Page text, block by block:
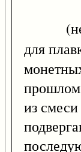
для
прошлом
из